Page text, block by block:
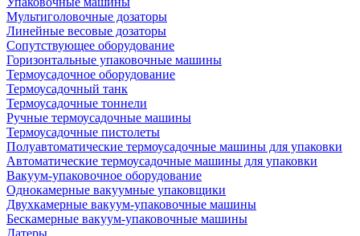
Мультиголовочные дозаторы
Линейные весовые дозаторы
Сопутствующее оборудование
Горизонтальные упаковочные машины
Термоусадочное оборудование
Термоусадочный танк
Термоусадочные тоннели
Ручные термоусадочные машины
Термоусадочные пистолеты
Полуавтоматические термоусадочные машины для упаковки
Автоматические термоусадочные машины для упаковки
Вакуум-упаковочное оборудование
Однокамерные вакуумные упаковщики
Двухкамерные вакуум-упаковочные машины
Бескамерные вакуум-упаковочные машины
Датеры